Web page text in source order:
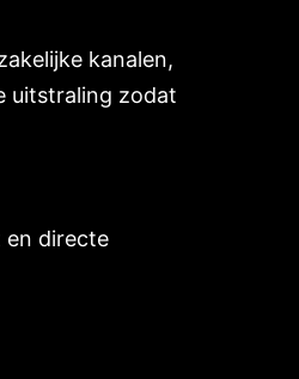
kanalen,
uitstraling zodat
en directe